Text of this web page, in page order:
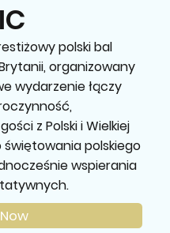
polski bal
organizowany
wydarzenie łączy
z Polski i Wielkiej
świętowania polskiego
wspierania